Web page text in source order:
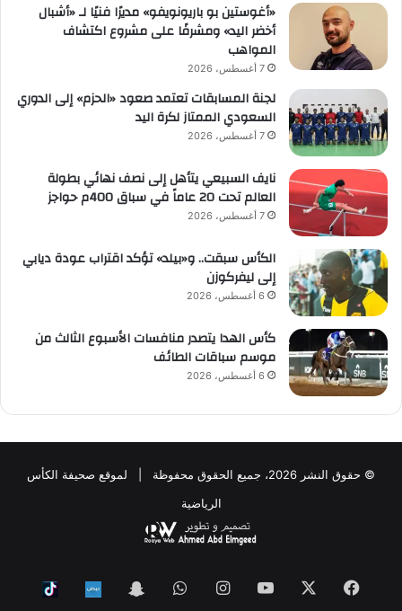
«أغوستين بو باريونويفو» مديرًا فنيًا لـ «أشبال
أخضر اليد» ومشرفًا على مشروع اكتشاف
المواهب
7 أغسطس، 2026
لجنة المسابقات تعتمد صعود «الحزم» إلى الدوري
السعودي الممتاز لكرة اليد
7 أغسطس، 2026
نايف السبيعي يتأهل إلى نصف نهائي بطولة
العالم تحت 20 عاماً في سباق 400م حواجز
7 أغسطس، 2026
الكأس سبقت.. و«بيلد» تؤكد اقتراب عودة ديابي
إلى ليفركوزن
6 أغسطس، 2026
كأس الهدا يتصدر منافسات الأسبوع الثالث من
موسم سباقات الطائف
6 أغسطس، 2026
© حقوق النشر 2026، جميع الحقوق محفوظة | لموقع صحيفة الكأس
الرياضية
فيسبوك ‫YouTubeانستقرامواتساب Snapchat
Nabd